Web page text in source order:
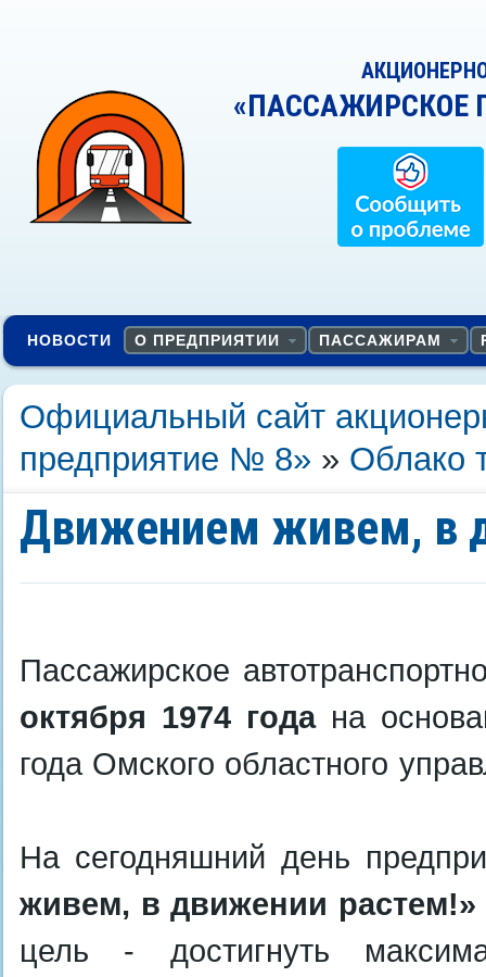
«ПАССАЖИРСКОЕ
НОВОСТИ О ПРЕДПРИЯТИИ ПАССАЖИРАМ
Официальный сайт
предприятие № 8» » Облако
Движением живем, в
Пассажирское
октября 1974 годана
года Омского областного
На сегодняшний день
живем, в движении растем!»
цель - достигнуть